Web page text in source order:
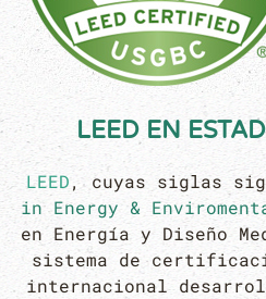
LEED EN
LEED, cuyas siglas
in Energy &
en Energía y Diseño
sistema de
internacional